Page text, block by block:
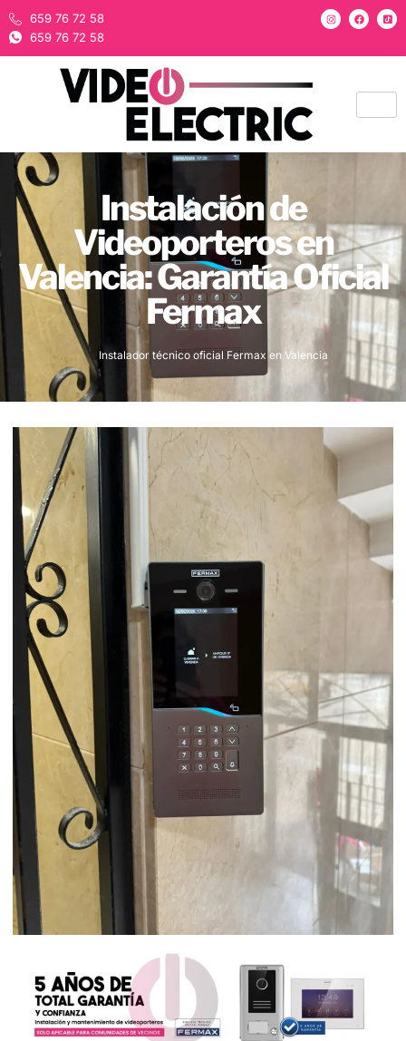
659 76 72 58
659 76 72 58
Instalación de
Videoporteros en
Valencia: Garantía Oficial
Fermax
Instalador técnico oficial Fermax en Valencia